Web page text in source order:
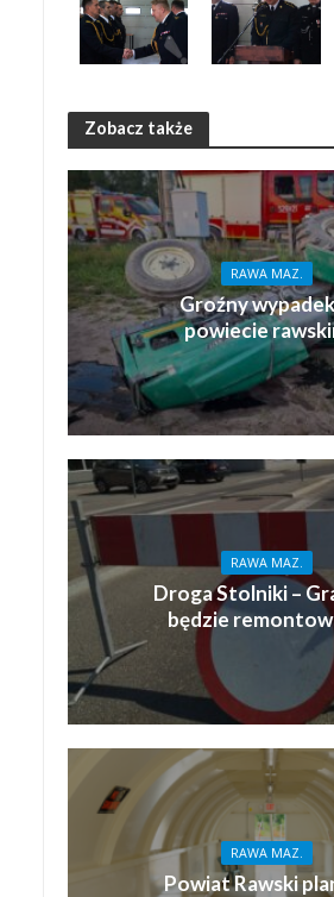
Zobacz także
RAWA MAZ.
Groźny
powiecie
RAWA MAZ.
Droga Stolniki –
będzie
RAWA MAZ.
Powiat Rawski